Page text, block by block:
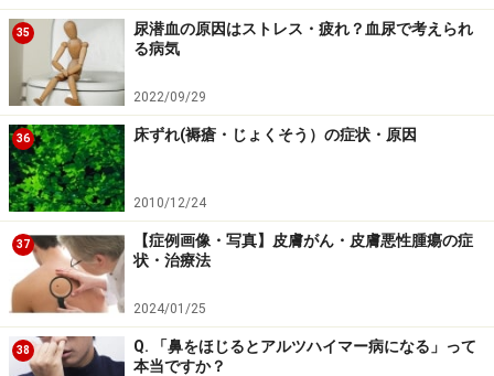
35
尿潜血の原因はストレス・疲れ？血尿で考えられ
る病気
2022/09/29
36 床ずれ(褥瘡・じょくそう）の症状・原因
2010/12/24
37
【症例画像・写真】皮膚がん・皮膚悪性腫瘍の症
状・治療法
2024/01/25
38
Q. 「鼻をほじるとアルツハイマー病になる」って
本当ですか？